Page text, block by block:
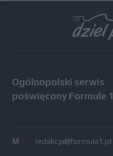
Ogólnopolski serwis
poświęcony Formule 1
M / redakcja@formula1.pl